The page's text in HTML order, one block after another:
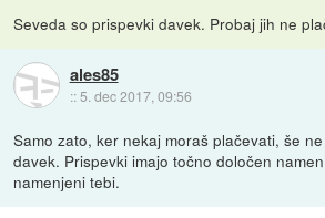
Seveda so prispevki davek. Probaj jih ne
ales85
:: 5. dec 2017, 09:56
Samo zato, ker nekaj moraš plačevati, še
davek. Prispevki imajo točno določen
namenjeni tebi.